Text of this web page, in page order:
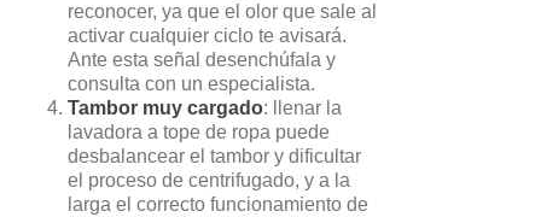
reconocer, ya que el olor que sale al
activar cualquier ciclo te avisará.
Ante esta señal desenchúfala y
consulta con un especialista.
Tambor muy cargado: llenar la
lavadora a tope de ropa puede
desbalancear el tambor y dificultar
el proceso de centrifugado, y a la
larga el correcto funcionamiento de